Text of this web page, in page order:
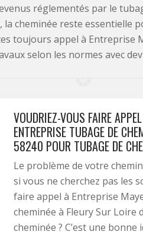
réglementés par le
la cheminée reste essentielle
toujours appel à Entreprise
selon les normes avec
VOUDRIEZ-VOUS FAIRE
ENTREPRISE TUBAGE DE
58240 POUR TUBAGE DE
Le problème de votre
si vous ne cherchez pas les
faire appel à Entreprise
cheminée à Fleury Sur Loire
cheminée ? C’est une bonne